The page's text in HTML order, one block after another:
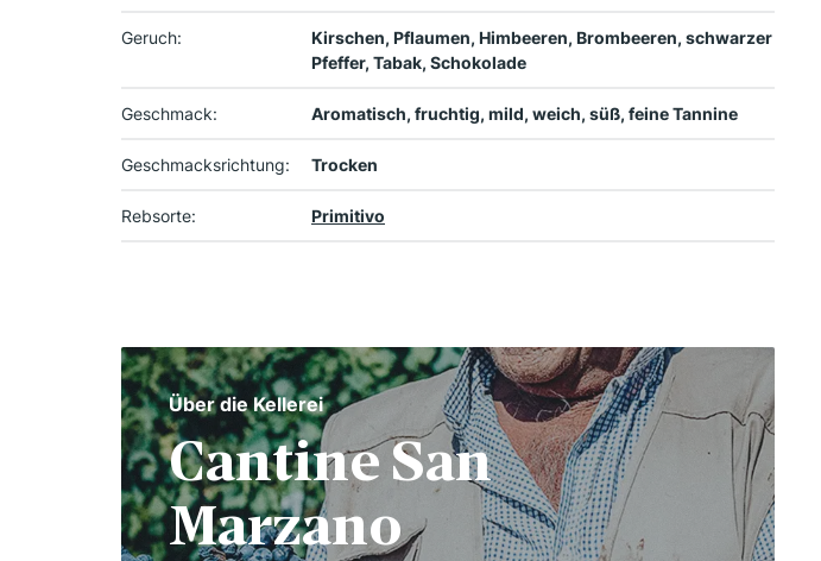
Geruch:
Kirschen, Pflaumen, Himbeeren, Brombeeren, schwarzer
Pfeffer, Tabak, Schokolade
Geschmack: Aromatisch, fruchtig, mild, weich, süß, feine Tannine
Geschmacksrichtung: Trocken
Rebsorte: Primitivo
Über die Kellerei
Cantine San
Marzano